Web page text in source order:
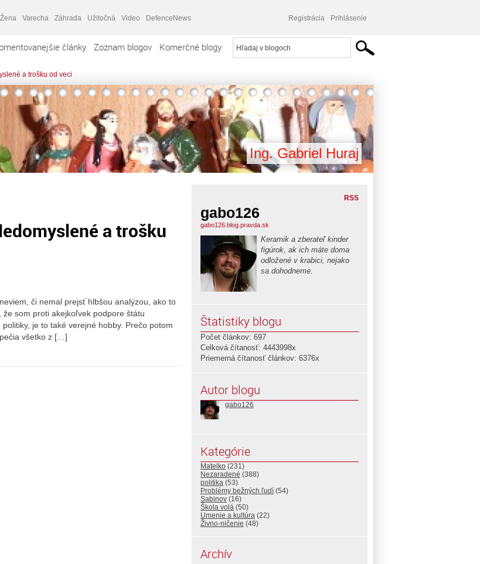
Žena Varecha Záhrada Užitočná Video DefenceNews Registrácia Prihlásenie
články Zoznam blogov Komerčné blogy
a trošku od veci
Ing. Gabriel Huraj
a trošku
či nemal prejsť hlbšou analýzou, ako to
som proti akejkoľvek podpore štátu
je to také verejné hobby. Prečo potom
všetko z […]
RSS
gabo126
gabo126.blog.pravda.sk
Keramik a zberateľ kinder
figúrok, ak ich máte doma
odložené v krabici, nejako
sa dohodneme.
Štatistiky blogu
Počet článkov: 697
Celková čítanosť: 4443998x
Priemerná čítanosť článkov: 6376x
Autor blogu
gabo126
Kategórie
Matelko (231)
Nezaradené (388)
politika (53)
Problémy bežných ľudí (54)
Sabinov (16)
Škola volá (50)
Umenie a kultúra (22)
Živno-ničenie (48)
Archív